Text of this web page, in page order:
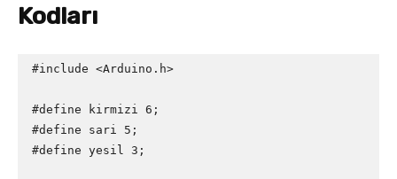
Kodları
#include <Arduino.h>
#define kirmizi 6;
#define sari 5;
#define yesil 3;